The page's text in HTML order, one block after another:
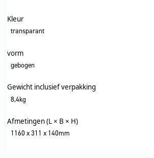
Kleur
transparant
vorm
gebogen
Gewicht inclusief verpakking
8,4kg
Afmetingen (L × B × H)
1160 x 311 x 140mm